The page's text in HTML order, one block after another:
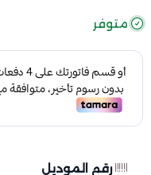
متوفر
رقم الموديل